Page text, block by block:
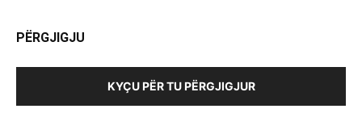
PËRGJIGJU
KYÇU PËR TU PËRGJIGJUR